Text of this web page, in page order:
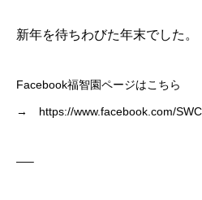
新年を待ちわびた年末でした。
Facebook福智園ページはこちら
→ https://www.facebook.com/
—–